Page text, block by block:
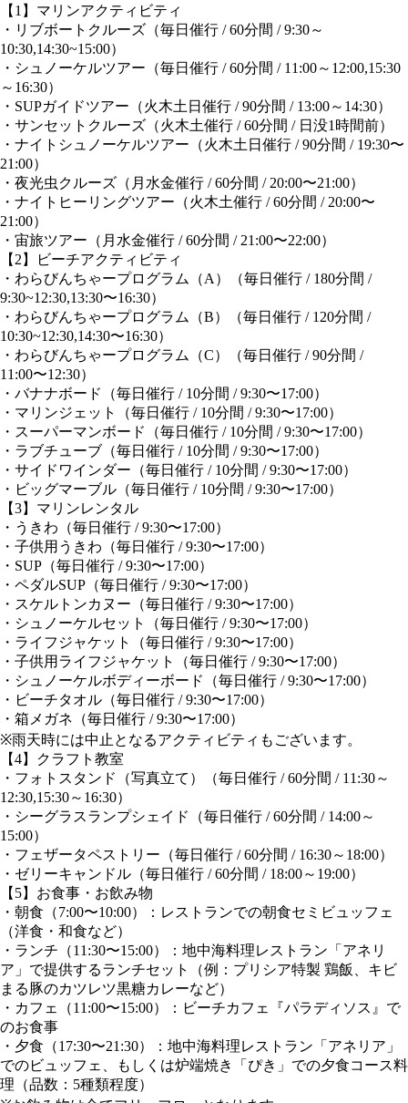
【1】マリンアクティビティ
・リブボートクルーズ（毎日催行 / 60分間 / 9:30～
10:30,14:30~15:00）
・シュノーケルツアー（毎日催行 / 60分間 / 11:00～12:00,15:30
～16:30）
・SUPガイドツアー（火木土日催行 / 90分間 / 13:00～14:30）
・サンセットクルーズ（火木土催行 / 60分間 / 日没1時間前）
・ナイトシュノーケルツアー（火木土日催行 / 90分間 / 19:30〜
21:00）
・夜光虫クルーズ（月水金催行 / 60分間 / 20:00〜21:00）
・ナイトヒーリングツアー（火木土催行 / 60分間 / 20:00〜
21:00）
・宙旅ツアー（月水金催行 / 60分間 / 21:00〜22:00）
【2】ビーチアクティビティ
・わらびんちゃープログラム（A）（毎日催行 / 180分間 /
9:30~12:30,13:30〜16:30）
・わらびんちゃープログラム（B）（毎日催行 / 120分間 /
10:30~12:30,14:30〜16:30）
・わらびんちゃープログラム（C）（毎日催行 / 90分間 /
11:00〜12:30）
・バナナボード（毎日催行 / 10分間 / 9:30〜17:00）
・マリンジェット（毎日催行 / 10分間 / 9:30〜17:00）
・スーパーマンボード（毎日催行 / 10分間 / 9:30〜17:00）
・ラブチューブ（毎日催行 / 10分間 / 9:30〜17:00）
・サイドワインダー（毎日催行 / 10分間 / 9:30〜17:00）
・ビッグマーブル（毎日催行 / 10分間 / 9:30〜17:00）
【3】マリンレンタル
・うきわ（毎日催行 / 9:30〜17:00）
・子供用うきわ（毎日催行 / 9:30〜17:00）
・SUP（毎日催行 / 9:30〜17:00）
・ペダルSUP（毎日催行 / 9:30〜17:00）
・スケルトンカヌー（毎日催行 / 9:30〜17:00）
・シュノーケルセット（毎日催行 / 9:30〜17:00）
・ライフジャケット（毎日催行 / 9:30〜17:00）
・子供用ライフジャケット（毎日催行 / 9:30〜17:00）
・シュノーケルボディーボード（毎日催行 / 9:30〜17:00）
・ビーチタオル（毎日催行 / 9:30〜17:00）
・箱メガネ（毎日催行 / 9:30〜17:00）
※雨天時には中止となるアクティビティもございます。
【4】クラフト教室
・フォトスタンド（写真立て）（毎日催行 / 60分間 / 11:30～
12:30,15:30～16:30）
・シーグラスランプシェイド（毎日催行 / 60分間 / 14:00～
15:00）
・フェザータペストリー（毎日催行 / 60分間 / 16:30～18:00）
・ゼリーキャンドル（毎日催行 / 60分間 / 18:00～19:00）
【5】お食事・お飲み物
・朝食（7:00〜10:00）：レストランでの朝食セミビュッフェ
（洋食・和食など）
・ランチ（11:30〜15:00）：地中海料理レストラン「アネリ
ア」で提供するランチセット（例：プリシア特製 鶏飯、キビ
まる豚のカツレツ黒糖カレーなど）
・カフェ（11:00〜15:00）：ビーチカフェ『パラディソス』で
のお食事
・夕食（17:30〜21:30）：地中海料理レストラン「アネリア」
でのビュッフェ、もしくは炉端焼き「ぴき」での夕食コース料
理（品数：5種類程度）